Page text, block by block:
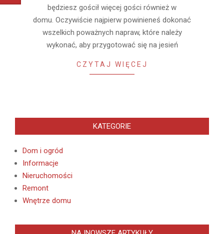
będziesz gościł więcej gości również w
domu. Oczywiście najpierw powinieneś dokonać
wszelkich poważnych napraw, które należy
wykonać, aby przygotować się na jesień
CZYTAJ WIĘCEJ
KATEGORIE
Dom i ogród
Informacje
Nieruchomości
Remont
Wnętrze domu